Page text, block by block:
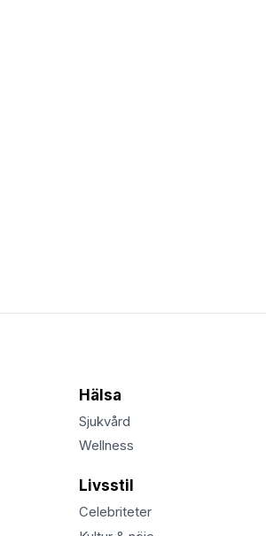
Hälsa
Sjukvård
Wellness
Livsstil
Celebriteter